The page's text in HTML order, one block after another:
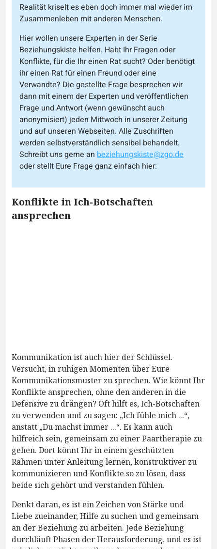
Realität kriselt es eben doch immer mal wieder im
Zusammenleben mit anderen Menschen.
Hier wollen unsere Experten in der Serie
Beziehungskiste helfen. Habt Ihr Fragen oder
Konflikte, für die Ihr einen Rat sucht? Oder benötigt
ihr einen Rat für einen Freund oder eine
Verwandte? Die gestellte Frage besprechen wir
dann mit einem der Experten und veröffentlichen
Frage und Antwort (wenn gewünscht auch
anonymisiert) jeden Mittwoch in unserer Zeitung
und auf unseren Webseiten. Alle Zuschriften
werden selbstverständlich sensibel behandelt.
Schreibt uns gerne an beziehungskiste@zgo.de
oder stellt Eure Frage ganz einfach hier:
Konflikte in Ich-Botschaften
ansprechen
Kommunikation ist auch hier der Schlüssel.
Versucht, in ruhigen Momenten über Eure
Kommunikationsmuster zu sprechen. Wie könnt Ihr
Konflikte ansprechen, ohne den anderen in die
Defensive zu drängen? Oft hilft es, Ich-Botschaften
zu verwenden und zu sagen: „Ich fühle mich ...“,
anstatt „Du machst immer ...“. Es kann auch
hilfreich sein, gemeinsam zu einer Paartherapie zu
gehen. Dort könnt Ihr in einem geschützten
Rahmen unter Anleitung lernen, konstruktiver zu
kommunizieren und Konflikte so zu lösen, dass
beide sich gehört und verstanden fühlen.
Denkt daran, es ist ein Zeichen von Stärke und
Liebe zueinander, Hilfe zu suchen und gemeinsam
an der Beziehung zu arbeiten. Jede Beziehung
durchläuft Phasen der Herausforderung, und es ist